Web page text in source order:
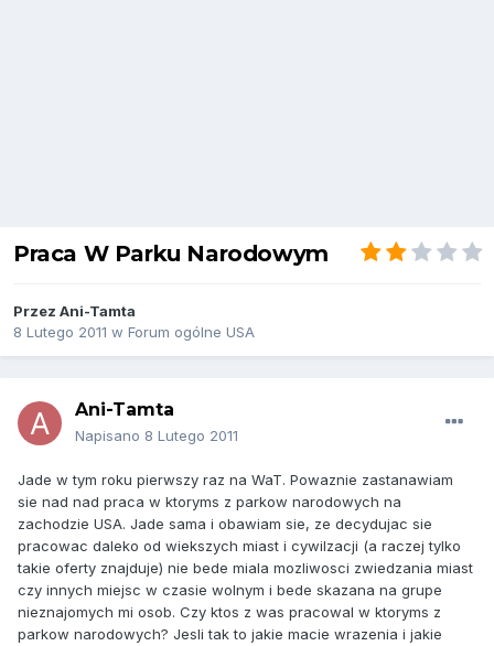
Praca W Parku Narodowym
Przez Ani-Tamta
8 Lutego 2011 w Forum ogólne USA
Ani-Tamta
Napisano 8 Lutego 2011
Jade w tym roku pierwszy raz na WaT. Powaznie zastanawiam
sie nad nad praca w ktoryms z parkow narodowych na
zachodzie USA. Jade sama i obawiam sie, ze decydujac sie
pracowac daleko od wiekszych miast i cywilzacji (a raczej tylko
takie oferty znajduje) nie bede miala mozliwosci zwiedzania miast
czy innych miejsc w czasie wolnym i bede skazana na grupe
nieznajomych mi osob. Czy ktos z was pracowal w ktoryms z
parkow narodowych? Jesli tak to jakie macie wrazenia i jakie